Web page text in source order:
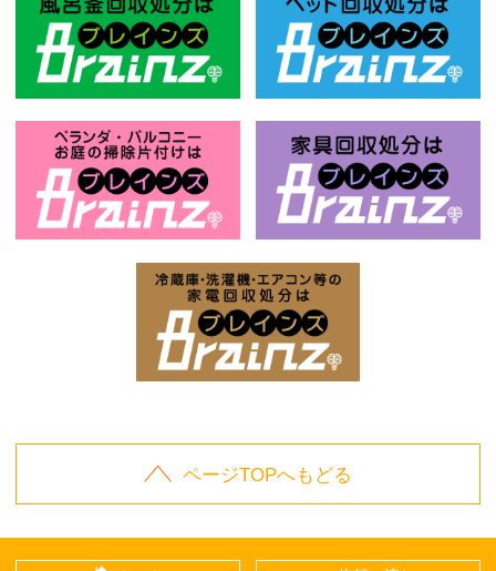
ページTOPへもどる